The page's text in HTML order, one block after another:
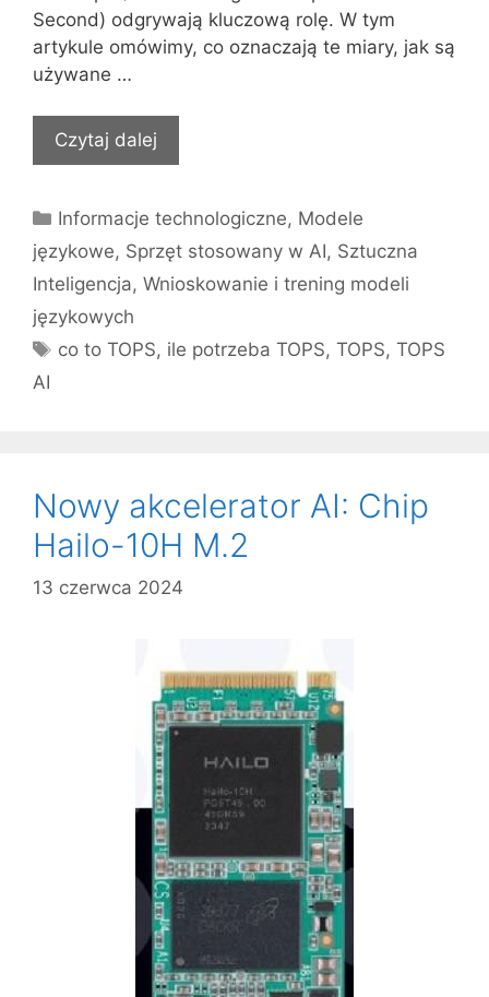
Second) odgrywają kluczową rolę. W tym
artykule omówimy, co oznaczają te miary, jak są
używane …
Czytaj dalej
Kategorie
Informacje technologiczne, Modele
językowe, Sprzęt stosowany w AI, Sztuczna
Inteligencja, Wnioskowanie i trening modeli
językowych
Tagi
co to TOPS, ile potrzeba TOPS,TOPS,TOPS
AI
Nowy akcelerator AI: Chip
Hailo-10H M.2
13 czerwca 2024